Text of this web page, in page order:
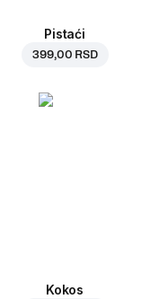
Pistaći
399,00 RSD
Kokos